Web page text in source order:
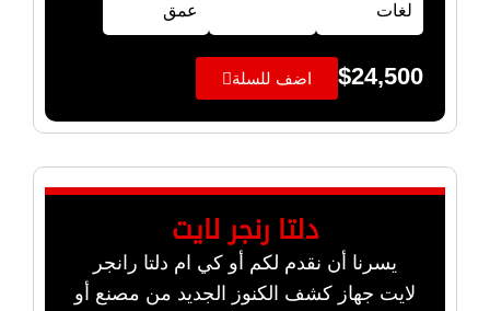
لغات
عمق
$24,500 اضف للسلة
دلتا رنجر لايت
يسرنا أن نقدم لكم أو كي ام دلتا رانجر
لايت جهاز كشف الكنوز الجديد من مصنع أو